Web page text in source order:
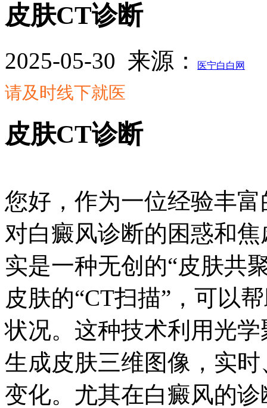
皮肤CT诊断
2025-05-30 来源： 医宁白白网
请及时线下就医
皮肤CT诊断
您好，作为一位经验丰
对白癜风诊断的困惑和
实是一种无创的“皮肤共
皮肤的“CT扫描”，可以
状况。这种技术利用光
生成皮肤三维图像，实
变化。尤其在白癜风的